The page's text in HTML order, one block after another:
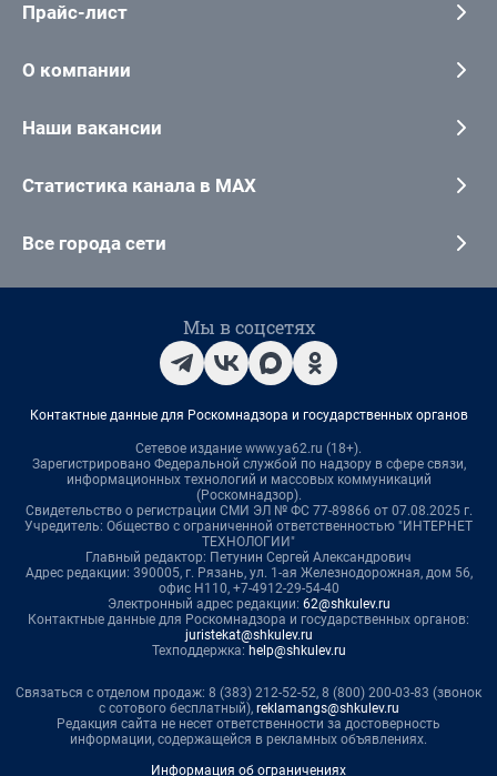
Прайс-лист
О компании
Наши вакансии
Статистика канала в MAX
Все города сети
Мы в соцсетях
Контактные данные для Роскомнадзора и государственных органов
Сетевое издание www.ya62.ru (18+).
Зарегистрировано Федеральной службой по надзору в сфере связи,
информационных технологий и массовых коммуникаций
(Роскомнадзор).
Свидетельство о регистрации СМИ ЭЛ № ФС 77-89866 от 07.08.2025 г.
Учредитель: Общество с ограниченной ответственностью "ИНТЕРНЕТ
ТЕХНОЛОГИИ"
Главный редактор: Петунин Сергей Александрович
Адрес редакции: 390005, г. Рязань, ул. 1-ая Железнодорожная, дом 56,
офис Н110, +7-4912-29-54-40
Электронный адрес редакции: 62@shkulev.ru
Контактные данные для Роскомнадзора и государственных органов:
juristekat@shkulev.ru
Техподдержка: help@shkulev.ru
Связаться с отделом продаж: 8 (383) 212-52-52, 8 (800) 200-03-83 (звонок
с сотового бесплатный), reklamangs@shkulev.ru
Редакция сайта не несет ответственности за достоверность
информации, содержащейся в рекламных объявлениях.
Информация об ограничениях